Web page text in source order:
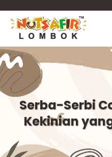
Serba-Serbi
Kekinian